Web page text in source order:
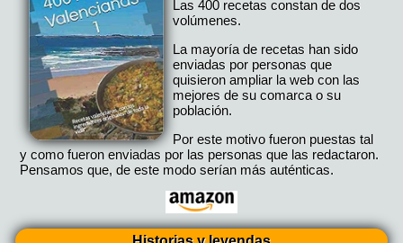
Las 400 recetas constan de dos
volúmenes.
La mayoría de recetas han sido
enviadas por personas que
quisieron ampliar la web con las
mejores de su comarca o su
población.
Por este motivo fueron puestas tal
y como fueron enviadas por las personas que las redactaron.
Pensamos que, de este modo serían más auténticas.